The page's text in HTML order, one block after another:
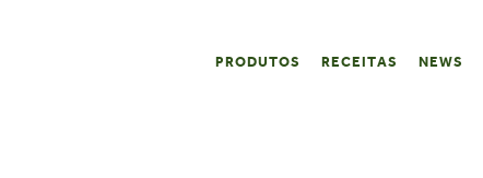
PRODUTOS RECEITAS NEWS